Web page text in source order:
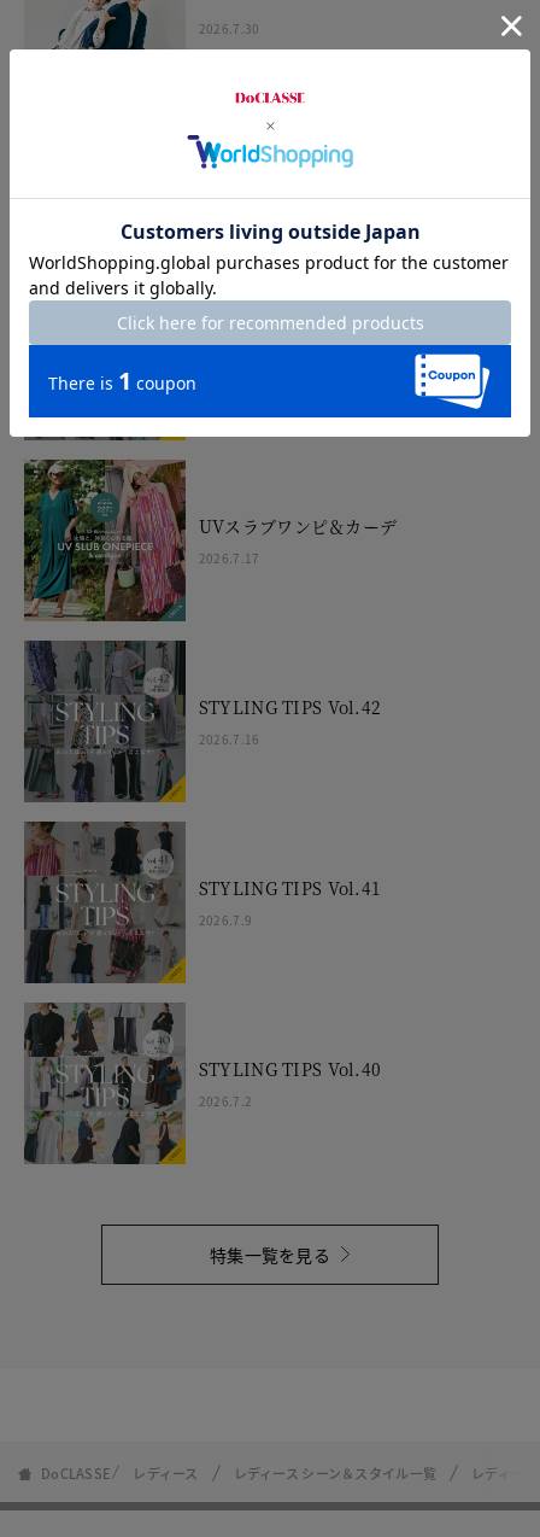
2026.7.30
Dramatic Summer
2026.7.24
STYLING TIPS Vol.43
UVスラブワンピ＆カーデ
2026.7.17
STYLING TIPS Vol.42
2026.7.16
STYLING TIPS Vol.41
2026.7.9
STYLING TIPS Vol.40
2026.7.2
特集一覧を見る
DoCLASSE レディース レディース シーン＆スタイル一覧 レディー